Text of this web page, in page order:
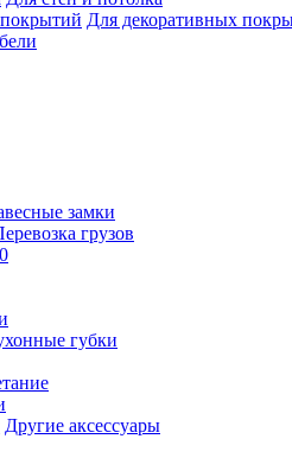
Для декоративных
замки
грузов
губки
Другие аксессуары